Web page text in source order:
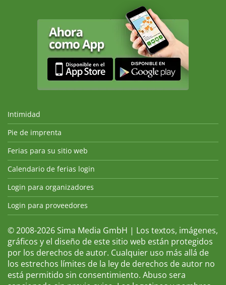
Intimidad
Pie de imprenta
Ferias para su sitio web
Calendario de ferias login
Login para organizadores
Login para proveedores
© 2008-2026 Sima Media GmbH | Los textos, imágenes,
gráficos y el diseño de este sitio web están protegidos
por los derechos de autor. Cualquier uso más allá de
los estrechos límites de la ley de derechos de autor no
está permitido sin consentimiento. Abuso sera